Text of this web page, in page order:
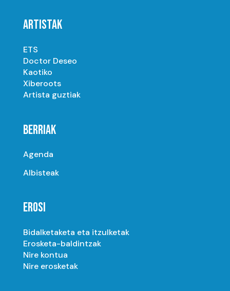
ARTISTAK
ETS
Doctor Deseo
Kaotiko
Xiberoots
Artista guztiak
BERRIAK
Agenda
Albisteak
EROSI
Bidalketaketa eta itzulketak
Erosketa-baldintzak
Nire kontua
Nire erosketak